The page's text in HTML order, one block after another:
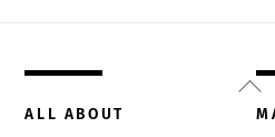
To
ALL ABOUT